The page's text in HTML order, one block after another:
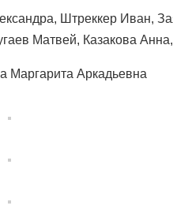
Штреккер Иван,
Матвей, Казакова Анна,
Маргарита Аркадьевна